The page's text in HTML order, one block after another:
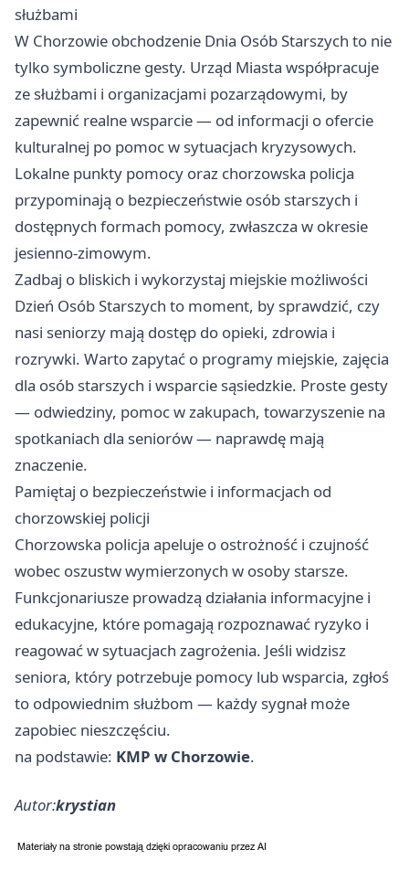
służbami
W Chorzowie obchodzenie Dnia Osób Starszych to nie
tylko symboliczne gesty. Urząd Miasta współpracuje
ze służbami i organizacjami pozarządowymi, by
zapewnić realne wsparcie — od informacji o ofercie
kulturalnej po pomoc w sytuacjach kryzysowych.
Lokalne punkty pomocy oraz chorzowska policja
przypominają o bezpieczeństwie osób starszych i
dostępnych formach pomocy, zwłaszcza w okresie
jesienno-zimowym.
Zadbaj o bliskich i wykorzystaj miejskie możliwości
Dzień Osób Starszych to moment, by sprawdzić, czy
nasi seniorzy mają dostęp do opieki, zdrowia i
rozrywki. Warto zapytać o programy miejskie, zajęcia
dla osób starszych i wsparcie sąsiedzkie. Proste gesty
— odwiedziny, pomoc w zakupach, towarzyszenie na
spotkaniach dla seniorów — naprawdę mają
znaczenie.
Pamiętaj o bezpieczeństwie i informacjach od
chorzowskiej policji
Chorzowska policja apeluje o ostrożność i czujność
wobec oszustw wymierzonych w osoby starsze.
Funkcjonariusze prowadzą działania informacyjne i
edukacyjne, które pomagają rozpoznawać ryzyko i
reagować w sytuacjach zagrożenia. Jeśli widzisz
seniora, który potrzebuje pomocy lub wsparcia, zgłoś
to odpowiednim służbom — każdy sygnał może
zapobiec nieszczęściu.
na podstawie: KMP w Chorzowie.
Autor:krystian